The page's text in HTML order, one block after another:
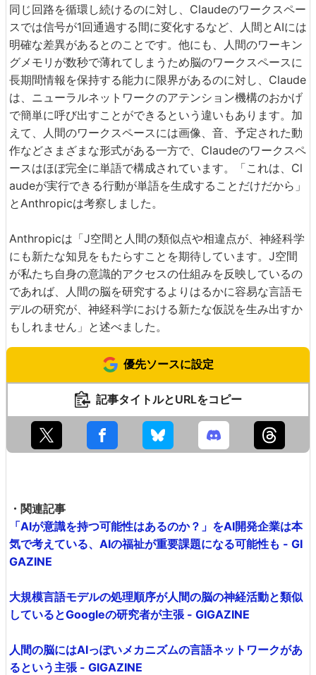
同じ回路を循環し続けるのに対し、Claudeのワークスペー
スでは信号が1回通過する間に変化するなど、人間とAIには
明確な差異があるとのことです。他にも、人間のワーキン
グメモリが数秒で薄れてしまうため脳のワークスペースに
長期間情報を保持する能力に限界があるのに対し、Claude
は、ニューラルネットワークのアテンション機構のおかげ
で簡単に呼び出すことができるという違いもあります。加
えて、人間のワークスペースには画像、音、予定された動
作などさまざまな形式がある一方で、Claudeのワークスペ
ースはほぼ完全に単語で構成されています。「これは、Cl
audeが実行できる行動が単語を生成することだけだから」
とAnthropicは考察しました。
Anthropicは「J空間と人間の類似点や相違点が、神経科学
にも新たな知見をもたらすことを期待しています。J空間
が私たち自身の意識的アクセスの仕組みを反映しているの
であれば、人間の脳を研究するよりはるかに容易な言語モ
デルの研究が、神経科学における新たな仮説を生み出すか
もしれません」と述べました。
優先ソースに設定
記事タイトルとURLをコピー
・関連記事
「AIが意識を持つ可能性はあるのか？」をAI開発企業は本
気で考えている、AIの福祉が重要課題になる可能性も - GI
GAZINE
大規模言語モデルの処理順序が人間の脳の神経活動と類似
しているとGoogleの研究者が主張 - GIGAZINE
人間の脳にはAIっぽいメカニズムの言語ネットワークがあ
るという主張 - GIGAZINE